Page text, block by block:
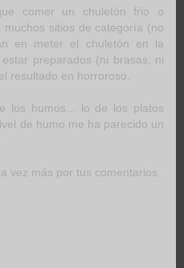
comer un chuletón frio o
muchos sitios de categoría (no
en meter el chuletón en la
preparados (ni brasas, ni
resultado en horroroso.
los humos... lo de los platos
de humo me ha parecido un
vez más por tus comentarios.